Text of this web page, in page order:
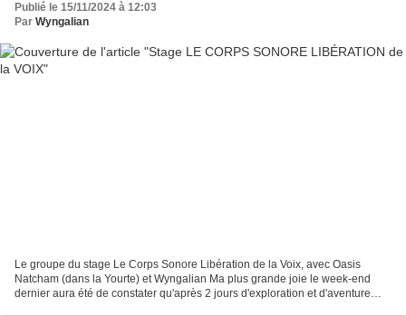
Publié le 15/11/2024 à 12:03
Par Wyngalian
Le groupe du stage Le Corps Sonore Libération de la Voix, avec Oasis
Natcham (dans la Yourte) et Wyngalian Ma plus grande joie le week-end
dernier aura été de constater qu'après 2 jours d'exploration et d'aventure